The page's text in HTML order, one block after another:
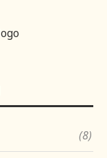
(8)